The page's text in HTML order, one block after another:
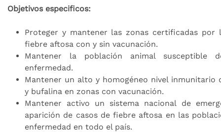
Objetivos especificos:
Proteger y mantener las zonas certificadas por
fiebre aftosa con y sin vacunación.
Mantener la población animal
enfermedad.
Mantener un alto y homogéneo nivel inmunitario
y bufalina en zonas con vacunación.
Mantener activo un sistema nacional de
aparición de casos de fiebre aftosa en las
enfermedad en todo el país.